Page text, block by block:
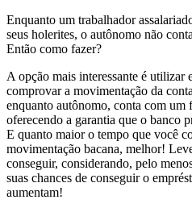
Enquanto um trabalhador
seus holerites, o autônomo não
Então como fazer?
A opção mais interessante é utilizar
comprovar a movimentação da
enquanto autônomo, conta com um
oferecendo a garantia que o banco
E quanto maior o tempo que você
movimentação bacana, melhor!
conseguir, considerando, pelo
suas chances de conseguir o
aumentam!